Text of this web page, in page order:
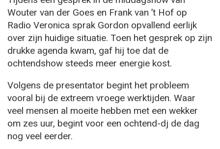
Wouter van der Goes en Frank van ’t Hof op
Radio Veronica sprak Gordon opvallend eerlijk
over zijn huidige situatie. Toen het gesprek op zijn
drukke agenda kwam, gaf hij toe dat de
ochtendshow steeds meer energie kost.
Volgens de presentator begint het probleem
vooral bij de extreem vroege werktijden. Waar
veel mensen al moeite hebben met een wekker
om zes uur, begint voor een ochtend-dj de dag
nog veel eerder.